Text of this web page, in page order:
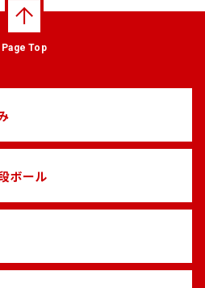
Page Top
ボール